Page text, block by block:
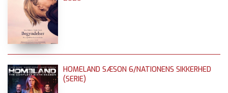
HOMELAND SÆSON 6/NATIONENS SIKKERHED
(SERIE)